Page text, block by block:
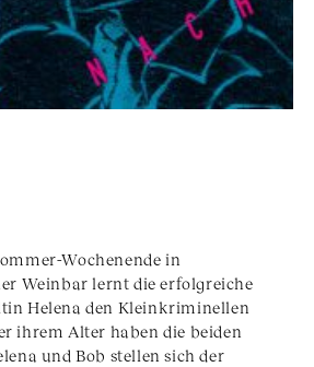
Wochenende in
Weinbar lernt die erfolgreiche
Helena den Kleinkriminellen
ihrem Alter haben die beiden
und Bob stellen sich der